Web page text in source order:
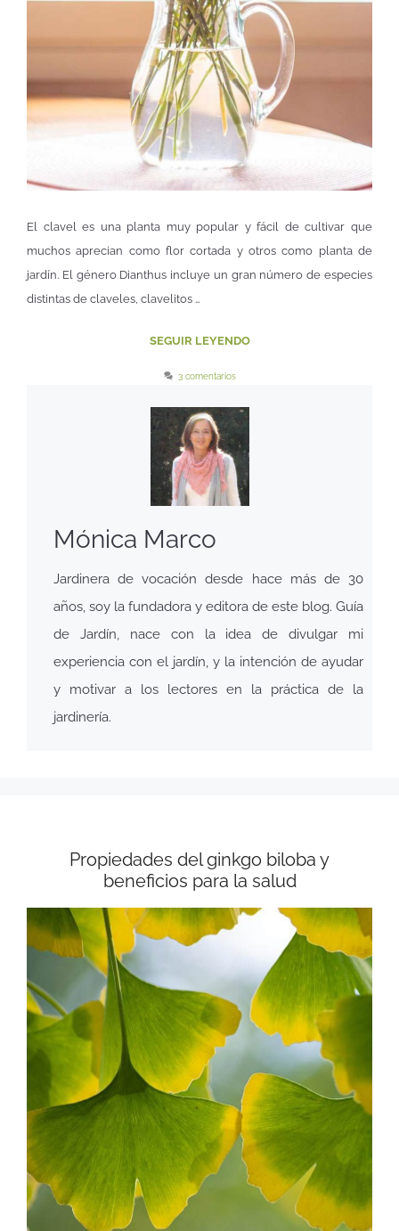
El clavel es una planta muy popular y fácil de cultivar que
muchos aprecian como flor cortada y otros como planta de
jardín. El género Dianthus incluye un gran número de especies
distintas de claveles, clavelitos …
SEGUIR LEYENDO
3 comentarios
Mónica Marco
Jardinera de vocación desde hace más de 30
años, soy la fundadora y editora de este blog. Guía
de Jardín, nace con la idea de divulgar mi
experiencia con el jardín, y la intención de ayudar
y motivar a los lectores en la práctica de la
jardinería.
Propiedades del ginkgo biloba y
beneficios para la salud